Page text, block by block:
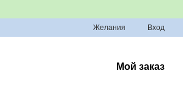
Желания Вход
Мой заказ